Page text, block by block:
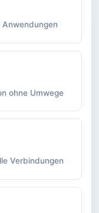
ohne Umwege
Verbindungen